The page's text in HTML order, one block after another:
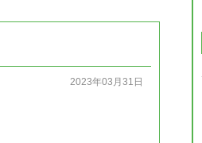
2023年03月31日